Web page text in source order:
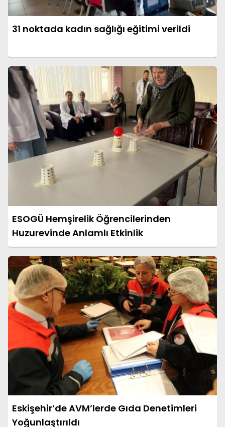
31 noktada kadın sağlığı eğitimi verildi
ESOGÜ Hemşirelik Öğrencilerinden
Huzurevinde Anlamlı Etkinlik
Eskişehir’de AVM’lerde Gıda Denetimleri
Yoğunlaştırıldı